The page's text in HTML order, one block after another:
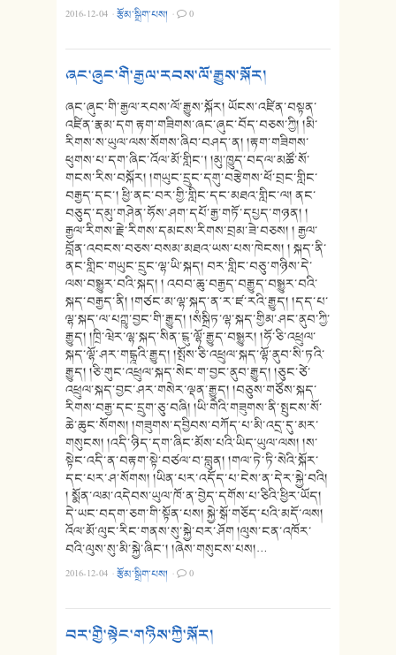
2016-12-04 ·རྩོམ་སྒྲིག་པས། · 0
ཞང་ཞུང་གི་རྒྱལ་རབས་ལོ་རྒྱུས་སྐོར།
ཞང་ཞུང་གི་རྒྱལ་རབས་ལོ་རྒྱུས་སྐོར། ཡོངས་འཛིན་བསྟན་
འཛིན་རྣམ་དག རྟག་གཟིགས་ཞང་ཞུང་བོད་བཅས་ཀྱི། །མི་
རིགས་ས་ཡུལ་ལས་སོགས་ཞིབ་བཤད་ན། །རྟག་གཟིགས་
ཕུགས་པ་དག་ཞིང་འོལ་མོ་གླིང་། །མུ་ཁྱུད་བདལ་མཚོ་སོ་
གངས་རིས་བསྐོར། །གཡུང་དྲུང་དགུ་བརྩེགས་ཕོ་བྲང་གླིང་
བརྒྱད་དང་། ཕྱི་ནང་བར་གྱི་གླིང་དང་མཐའ་གླིང་ལ། ནང་
བཅུད་དམུ་གཤེན་ཧོས་ཤག་དཔོ་རྒྱ་གཏོ་དཔྱད་གཉན། །
རྒྱལ་རིགས་རྗེ་རིགས་དམངས་རིགས་བྲམ་ཟེ་བཅས། ། རྒྱལ་
བློན་འབངས་བཅས་བསམ་མཐའ་ཡས་པས་ཁེངས། ། སྐད་ནི་
ནང་གླིང་གཡུང་དྲུང་ལྷ་ཡི་སྐད། བར་གླིང་བཅུ་གཉིས་དེ་
ལས་བསྒྱུར་བའི་སྐད། ། འབབ་ཆུ་བརྒྱད་བརྒྱུད་བསྒྱུར་བའི་
སྐད་བརྒྱད་ནི། །གཙང་མ་ལྷ་སྐད་ན་ར་ཛ་རའི་རྒྱུད། །དད་པ་
ལྷ་སྐད་ལ་པཀྵུ་བྱང་གི་རྒྱུད། །སཾསྐྲིཏ་ལྷ་སྐད་གྱིམ་ཤང་ནུབ་ཀྱི་
རྒྱུད། །ཁྲི་ཝེར་ལྷ་སྐད་སིན་ངྷུ་ལྷོ་རྒྱུད་བསྒྱུར། །ཧོ་ཅི་འཕྲུལ་
སྐད་ལྷོ་ཤར་གངྒྰའི་རྒྱུད། །སྤོས་ཅི་འཕྲུལ་སྐད་ལྷོ་ནུབ་སི་ཏའི་
རྒྱུད། །ཅི་གུང་འཕྲུལ་སྐད་སེང་ག་བྱང་ནུབ་རྒྱུད། །ཅུང་ཙེ་
འཕྲུལ་སྐད་བྱང་ཤར་གསེར་ལྡན་རྒྱུད། །བཅུས་གཙོས་སྐད་
རིགས་བརྒྱ་དང་དྲུག་ཅུ་བཞི། །ཡི་གེའི་གཟུགས་ནི་སྤུངས་སོ་
ཆེ་ཆུང་སོགས། །གཟུགས་དབྱིབས་བཀོད་པ་མི་འདྲ་དུ་མར་
གསུངས། །འདི་ཉིད་དག་ཞིང་མོས་པའི་ཡིད་ཡུལ་ལས། །ས་
སྟེང་འདི་ན་བརྟག་སྟེ་བཙལ་བ་བླུན། །གལ་ཏེ་ཏི་སེའི་སྐོར་
དང་པར་ཤ་སོགས། །ཡིན་པར་འདོད་པ་ངེས་ན་དེར་སྐྱེ་བའི།
། སྨོན་ལམ་འདེབས་ཡུལ་ཁོ་ན་བྱེད་དགོས་པ་ཅིའི་ཕྱིར་ཡོད།
དེ་ཡང་བདག་ཅག་གི་སྟོན་པས། སྐྱེ་སྒོ་གཅོད་པའི་མདོ་ལས།
འོལ་མོ་ལུང་རིང་གནས་སུ་སྐྱེ་བར་ཤོག །ལུས་ངན་འཁོར་
བའི་ལུས་སུ་མི་སྐྱེ་ཞིང་། །ཞེས་གསུངས་པས།…
2016-12-04 ·རྩོམ་སྒྲིག་པས། · 0
བར་གྱི་སྟེང་གཉིས་ཀྱི་སྐོར།